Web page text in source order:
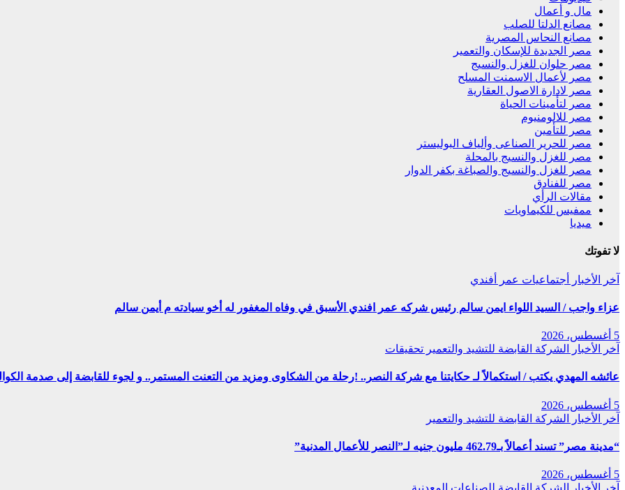
مال و أعمال
مصانع الدلتا للصلب
مصانع النحاس المصرية
مصر الجديدة للإسكان والتعمير
مصر حلوان للغزل والنسيج
مصر لأعمال الاسمنت المسلح
مصر لادارة الاصول العقارية
مصر لتأمينات الحياة
مصر للالومنيوم
مصر للتأمين
مصر للحرير الصناعى وألياف البوليستر
مصر للغزل والنسيج بالمحلة
مصر للغزل والنسيج والصباغة بكفر الدوار
مصر للفنادق
مقالات الرأي
ممفيس للكيماويات
ميديا
لا تفوتك
آخر الأخبار أجتماعيات عمر أفندي
عزاء واجب / السيد اللواء ايمن سالم رئيس شركه عمر افندي الأسبق في وفاه المغفور له أخو سيادته م أيمن سالم
5 أغسطس، 2026
آخر الأخبار
الشركة القابضة للتشيد والتعمير تحقيقات
عائشه المهدي يكتب / استكمالاً لـ حكايتنا مع شركة النصر.. !رحلة من الشكاوى ومزيد من التعنت المستمر.. و لجوء للقابضة إلى صدمة
5 أغسطس، 2026
آخر الأخبار
الشركة القابضة للتشيد والتعمير
“مدينة مصر” تسند أعمالاً بـ462.79 مليون جنيه لـ”النصر للأعمال المدنية”
5 أغسطس، 2026